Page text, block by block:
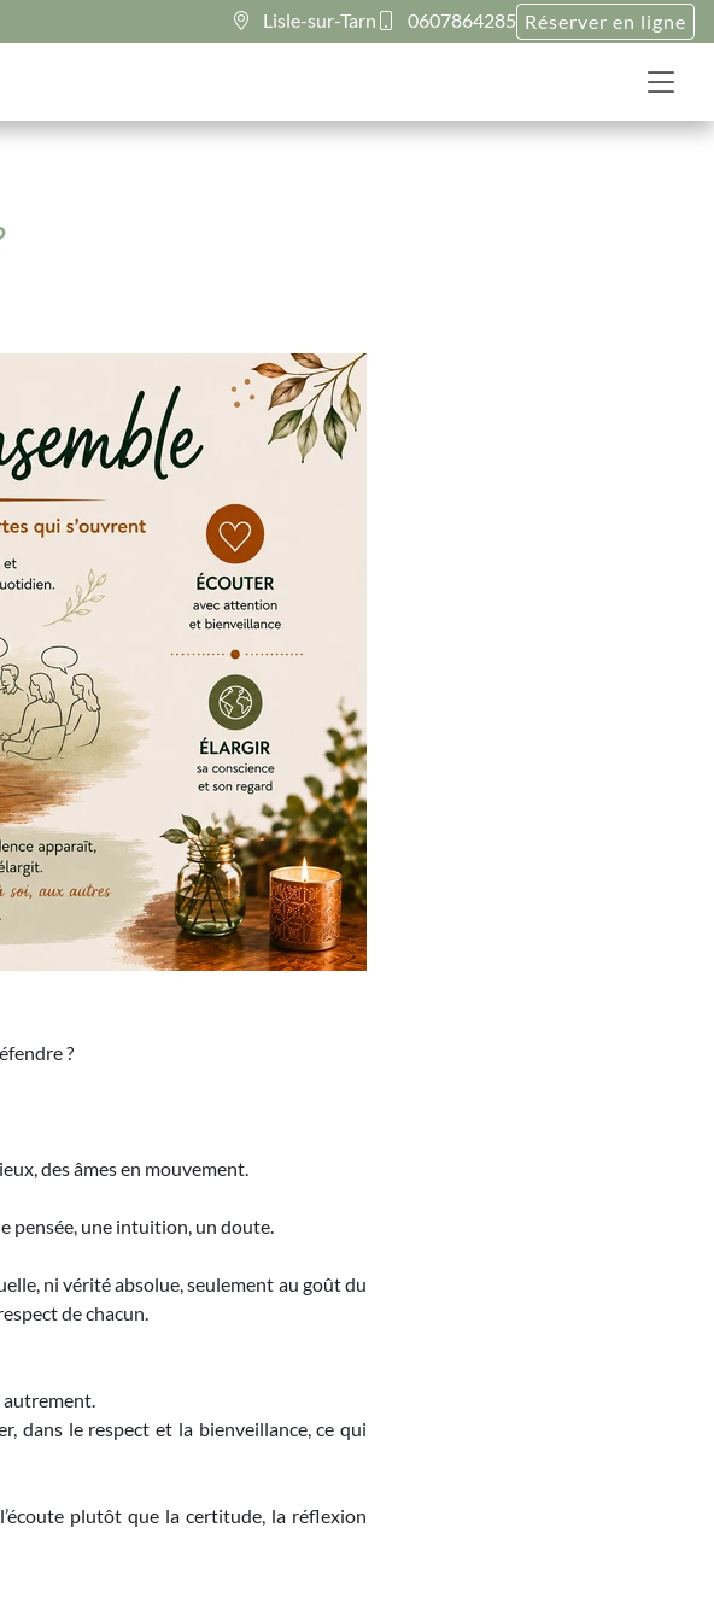
Lisle-sur-Tarn 0607864285 Réserver en ligne
?
des âmes en mouvement.
pensée, une intuition, un doute.
ni vérité absolue, seulement au goût du
de chacun.
autrement.
dans le respect et la bienveillance, ce qui
plutôt que la certitude, la réflexion